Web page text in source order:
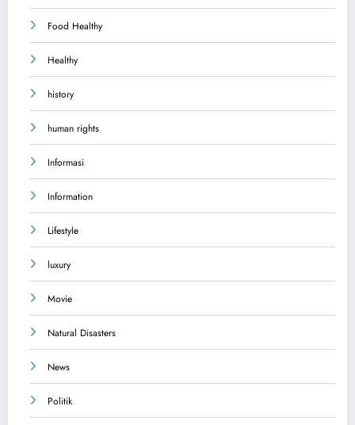
Food Healthy
Healthy
history
human rights
Informasi
Information
Lifestyle
luxury
Movie
Natural Disasters
News
Politik